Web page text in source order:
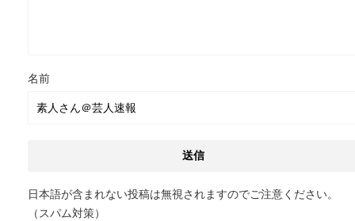
名前
日本語が含まれない投稿は無視されますのでご注意ください。
（スパム対策）